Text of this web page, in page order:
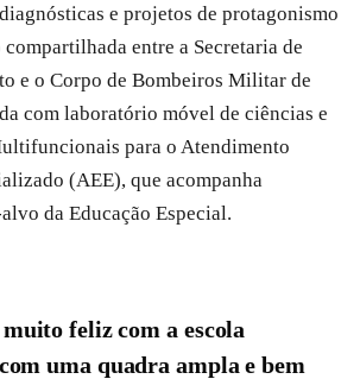
e projetos de protagonismo
entre a Secretaria de
e o Corpo de Bombeiros Militar de
com laboratório móvel de ciências e
para o Atendimento
(AEE), que acompanha
da Educação Especial.
feliz com a escola
uma quadra ampla e bem